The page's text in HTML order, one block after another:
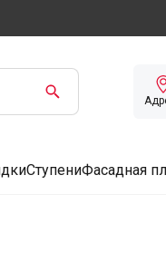
СтупениФасадная